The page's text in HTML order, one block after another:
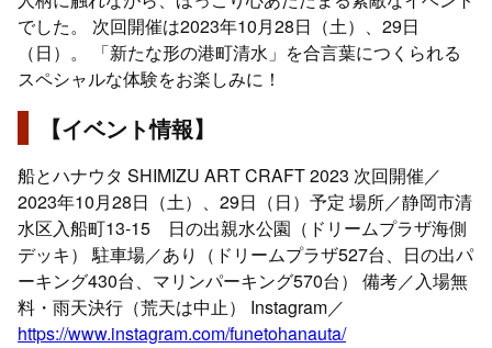
でした。 次回開催は2023年10月28日（土）、29日
（日）。 「新たな形の港町清水」を合言葉につくられる
スペシャルな体験をお楽しみに！
【イベント情報】
船とハナウタ SHIMIZU ART CRAFT 2023 次回開催／
2023年10月28日（土）、29日（日）予定 場所／静岡市清
水区入船町13-15 日の出親水公園（ドリームプラザ海側
デッキ） 駐車場／あり（ドリームプラザ527台、日の出パ
ーキング430台、マリンパーキング570台） 備考／入場無
料・雨天決行（荒天は中止） Instagram／
https://www.instagram.com/funetohanauta/